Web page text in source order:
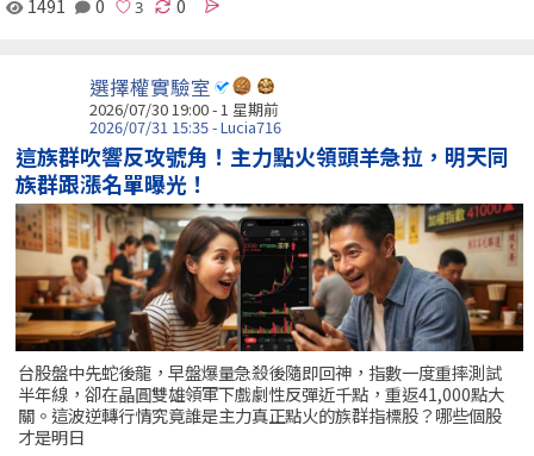
1491 0 0
選擇權實驗室
2026/07/30 19:00 - 1 星期前
2026/07/31 15:35 - Lucia716
這族群吹響反攻號角！主力點火領頭羊急拉，明天同
族群跟漲名單曝光！
台股盤中先蛇後龍，早盤爆量急殺後隨即回神，指數一度重摔測試
半年線，卻在晶圓雙雄領軍下戲劇性反彈近千點，重返41,000點大
關。這波逆轉行情究竟誰是主力真正點火的族群指標股？哪些個股
才是明日